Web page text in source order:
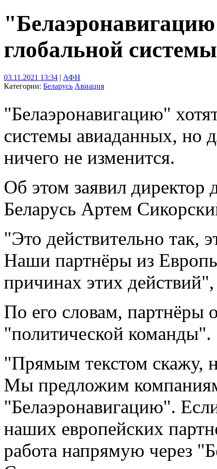
глобальной
03.11.2021 13:34 | АФН
Категории: Беларусь Авиация
"Белаэронавигацию"
системы авиаданных, но
ничего не изменится.
Об этом заявил директор
Беларусь Артем
"Это действительно так,
Наши партнёры из
причинах этих
По его словам, партнёры
"политической команды".
"Прямым текстом скажу,
Мы предложим
"Белаэронавигацию".
наших европейских
работа напрямую через